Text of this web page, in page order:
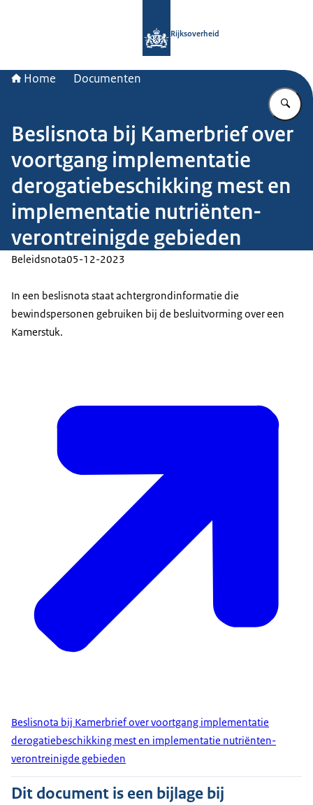
Rijksoverheid
Home Documenten
Beslisnota bij Kamerbrief over
voortgang implementatie
derogatiebeschikking mest en
implementatie nutriënten-
verontreinigde gebieden
Beleidsnota05-12-2023
In een beslisnota staat achtergrondinformatie die
bewindspersonen gebruiken bij de besluitvorming over een
Kamerstuk.
Beslisnota bij Kamerbrief over voortgang implementatie
derogatiebeschikking mest en implementatie nutriënten-
verontreinigde gebieden
Dit document is een bijlage bij